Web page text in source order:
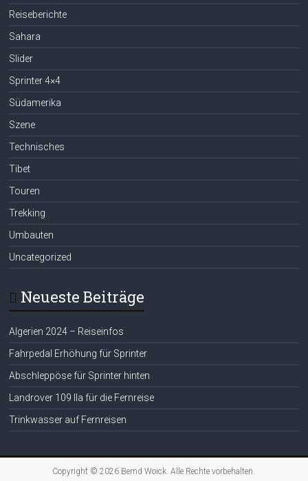
Reiseberichte
Sahara
Slider
Sprinter 4×4
Südamerika
Szene
Technisches
Tibet
Touren
Trekking
Umbauten
Uncategorized
Neueste Beiträge
Algerien 2024 – Reiseinfos
Fahrpedal Erhöhung für Sprinter
Abschleppöse für Sprinter hinten
Landrover 109 IIa für die Fernreise
Trinkwasser auf Fernreisen
Copyright © 2026 Bernd Woick. Alle Rechte vorbehalten.